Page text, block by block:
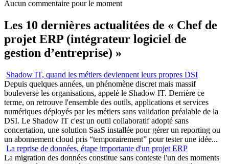
Aucun commentaire pour le moment
Les 10 dernières actualitées de « Chef de
projet ERP (intégrateur logiciel de
gestion d’entreprise) »
Shadow IT, quand les métiers deviennent leurs propres DSI
Depuis quelques années, un phénomène discret mais massif
bouleverse les organisations, appelé le Shadow IT. Derrière ce
terme, on retrouve l'ensemble des outils, applications et services
numériques déployés par les métiers sans validation préalable de la
DSI. Le Shadow IT c'est un outil collaboratif adopté sans
concertation, une solution SaaS installée pour gérer un reporting ou
un abonnement cloud pris “temporairement” pour tester une idée...
La reprise de données, étape importante d'un projet ERP
La migration des données constitue sans conteste l'un des moments